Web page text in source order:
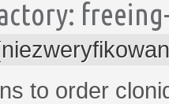
to order